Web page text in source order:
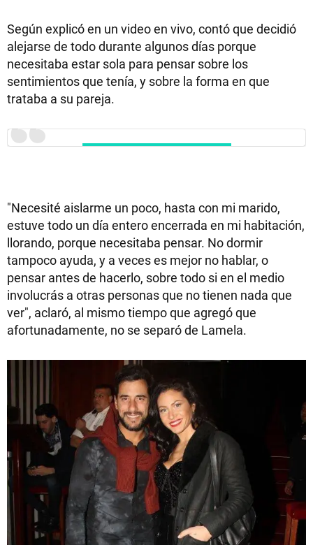
Según explicó en un video en vivo, contó que decidió
alejarse de todo durante algunos días porque
necesitaba estar sola para pensar sobre los
sentimientos que tenía, y sobre la forma en que
trataba a su pareja.
"Necesité aislarme un poco, hasta con mi marido,
estuve todo un día entero encerrada en mi habitación,
llorando, porque necesitaba pensar. No dormir
tampoco ayuda, y a veces es mejor no hablar, o
pensar antes de hacerlo, sobre todo si en el medio
involucrás a otras personas que no tienen nada que
ver", aclaró, al mismo tiempo que agregó que
afortunadamente, no se separó de Lamela.